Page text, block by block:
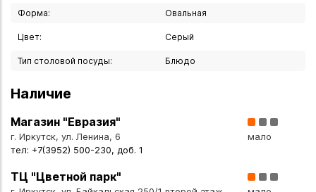
Форма: Овальная
Цвет: Серый
Тип столовой посуды: Блюдо
Наличие
Магазин "Евразия"
г. Иркутск, ул. Ленина, 6
тел: +7(3952) 500-230, доб. 1
мало
ТЦ "Цветной парк"